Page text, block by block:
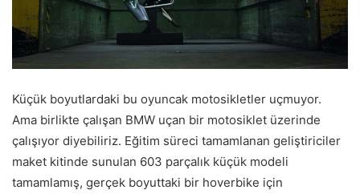
Küçük boyutlardaki bu oyuncak motosikletler uçmuyor.
Ama birlikte çalışan BMW uçan bir motosiklet üzerinde
çalışıyor diyebiliriz. Eğitim süreci tamamlanan geliştiriciler
maket kitinde sunulan 603 parçalık küçük modeli
tamamlamış, gerçek boyuttaki bir hoverbike için